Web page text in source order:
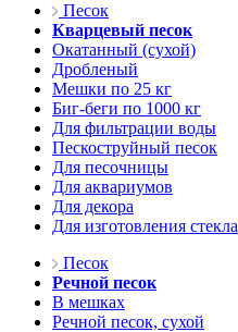
Песок
Кварцевый песок
Окатанный (сухой)
Дробленый
Мешки по 25 кг
Биг-беги по 1000 кг
Для фильтрации воды
Пескоструйный песок
Для песочницы
Для аквариумов
Для декора
Для изготовления стекла
Песок
Речной песок
В мешках
Речной песок, сухой